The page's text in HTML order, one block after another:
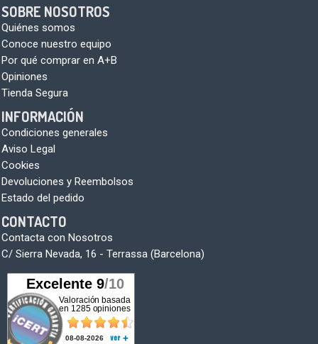
SOBRE NOSOTROS
Quiénes somos
Conoce nuestro equipo
Por qué comprar en A+B
Opiniones
Tienda Segura
INFORMACIÓN
Condiciones generales
Aviso Legal
Cookies
Devoluciones y Reembolsos
Estado del pedido
CONTACTO
Contacta con Nosotros
C/ Sierra Nevada, 16 - Terrassa (Barcelona)